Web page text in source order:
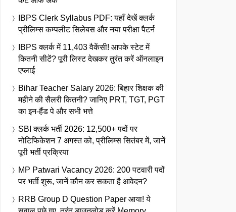
IBPS Clerk Syllabus PDF: यहाँ देखें क्लर्क
प्रीलिम्स कम्पलीट सिलेबस और नया परीक्षा पैटर्न
IBPS क्लर्क में 11,403 वैकेंसी! आपके स्टेट में
कितनी सीटें? पूरी लिस्ट देखकर तुरंत करें ऑनलाइन
एप्लाई
Bihar Teacher Salary 2026: बिहार शिक्षक की
महीने की सैलरी कितनी? जानिए PRT, TGT, PGT
का इन-हैंड पे और सभी भत्ते
SBI क्लर्क भर्ती 2026: 12,500+ पदों पर
नोटिफिकेशन 7 अगस्त को, प्रीलिम्स सितंबर में, जानें
पूरी भर्ती प्रक्रिया
MP Patwari Vacancy 2026: 200 पटवारी पदों
पर भर्ती शुरू, जानें कौन कर सकता है आवेदन?
RRB Group D Question Paper आया! ये